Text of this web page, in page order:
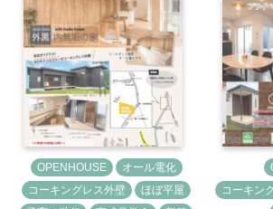
OPENHOUSE オール電化
コーキングレス外壁 ほぼ平屋 コーキン